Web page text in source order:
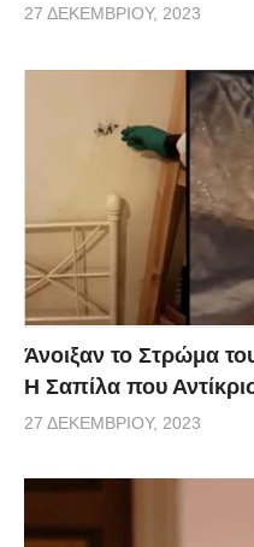
27 ΔΕΚΕΜΒΡΊΟΥ, 2023
Άνοιξαν το Στρώμα
Η Σαπίλα που
27 ΔΕΚΕΜΒΡΊΟΥ, 2023